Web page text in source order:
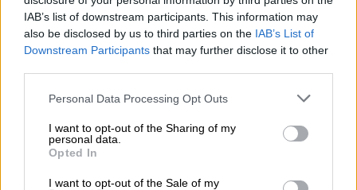
IAB’s list of downstream participants. This information may
also be disclosed by us to third parties on the IAB’s List of
Downstream Participants that may further disclose it to other
Please note that this website/app uses one or more Google
not limited to your visit or usage behaviour. You may click to
grant or deny consent to Google and its third-party tags to
use your data for below specified purposes in below Google
consent section.
Personal Data Processing Opt Outs
I want to opt-out of the Sharing of my
personal data.
Opted In
I want to opt-out of the Sale of my
εκτιμώμενο κόστος περίπου 76 εκατ. ευρώ,
στη συνέχεια εκτινάχθηκε κοντά στα 160
εκατ., ενώ πλέον με την τελευταία απόφαση
διαμορφώνεται στα 126 εκατ. ευρώ. Οι
ελεγκτές είχαν καταγγείλει ότι οι αυξήσεις
του προϋπολογισμού γίνονταν χωρίς να
έχουν παρουσιαστεί πλήρεις τεχνικές
προδιαγραφές, κάνοντας λόγο για αδιαφανή